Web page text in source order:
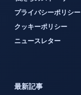
プライバシーポリシー
クッキーポリシー
ニュースレター
最新記事